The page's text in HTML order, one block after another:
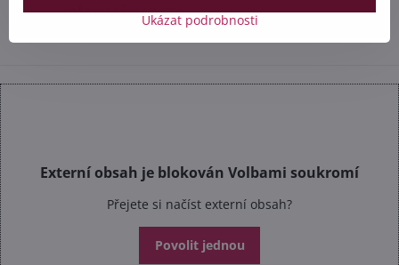
info​@safetex​.cz
Externí obsah je blokován Volbami soukromí
Přejete si načíst externí obsah?
Povolit jednou
Ukázat podrobnosti